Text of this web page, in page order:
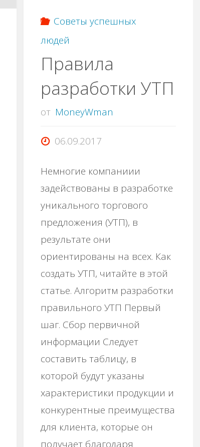
Советы успешных
людей
Правила
разработки УТП
от MoneyWman
06.09.2017
Немногие компаниии
задействованы в разработке
уникального торгового
предложения (УТП), в
результате они
ориентированы на всех. Как
создать УТП, читайте в этой
статье. Алгоритм разработки
правильного УТП Первый
шаг. Сбор первичной
информации Следует
составить таблицу, в
которой будут указаны
характеристики продукции и
конкурентные преимущества
для клиента, которые он
получает благодаря